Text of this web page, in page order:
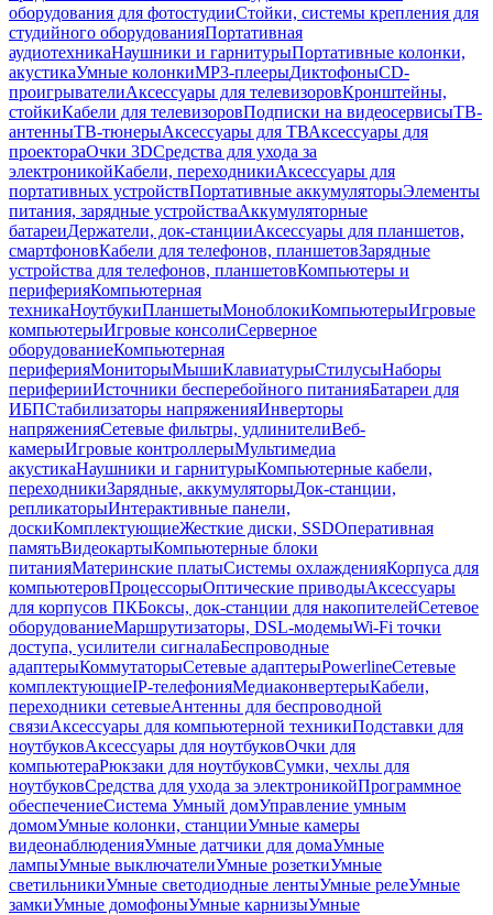
оборудования для фотостудииСтойки, системы крепления для
студийного оборудованияПортативная
аудиотехникаНаушники и гарнитурыПортативные колонки,
акустикаУмные колонкиMP3-плеерыДиктофоныCD-
проигрывателиАксессуары для телевизоровКронштейны,
стойкиКабели для телевизоровПодписки на видеосервисыТВ-
антенныТВ-тюнерыАксессуары для ТВАксессуары для
проектораОчки 3DСредства для ухода за
электроникойКабели, переходникиАксессуары для
портативных устройствПортативные аккумуляторыЭлементы
питания, зарядные устройстваАккумуляторные
батареиДержатели, док-станцииАксессуары для планшетов,
смартфоновКабели для телефонов, планшетовЗарядные
устройства для телефонов, планшетовКомпьютеры и
периферияКомпьютерная
техникаНоутбукиПланшетыМоноблокиКомпьютерыИгровые
компьютерыИгровые консолиСерверное
оборудованиеКомпьютерная
периферияМониторыМышиКлавиатурыСтилусыНаборы
периферииИсточники бесперебойного питанияБатареи для
ИБПСтабилизаторы напряженияИнверторы
напряженияСетевые фильтры, удлинителиВеб-
камерыИгровые контроллерыМультимедиа
акустикаНаушники и гарнитурыКомпьютерные кабели,
переходникиЗарядные, аккумуляторыДок-станции,
репликаторыИнтерактивные панели,
доскиКомплектующиеЖесткие диски, SSDОперативная
памятьВидеокартыКомпьютерные блоки
питанияМатеринские платыСистемы охлажденияКорпуса для
компьютеровПроцессорыОптические приводыАксессуары
для корпусов ПКБоксы, док-станции для накопителейСетевое
оборудованиеМаршрутизаторы, DSL-модемыWi-Fi точки
доступа, усилители сигналаБеспроводные
адаптерыКоммутаторыСетевые адаптерыPowerlineСетевые
комплектующиеIP-телефонияМедиаконвертерыКабели,
переходники сетевыеАнтенны для беспроводной
связиАксессуары для компьютерной техникиПодставки для
ноутбуковАксессуары для ноутбуковОчки для
компьютераРюкзаки для ноутбуковСумки, чехлы для
ноутбуковСредства для ухода за электроникойПрограммное
обеспечениеСистема Умный домУправление умным
домомУмные колонки, станцииУмные камеры
видеонаблюденияУмные датчики для домаУмные
лампыУмные выключателиУмные розеткиУмные
светильникиУмные светодиодные лентыУмные релеУмные
замкиУмные домофоныУмные карнизыУмные